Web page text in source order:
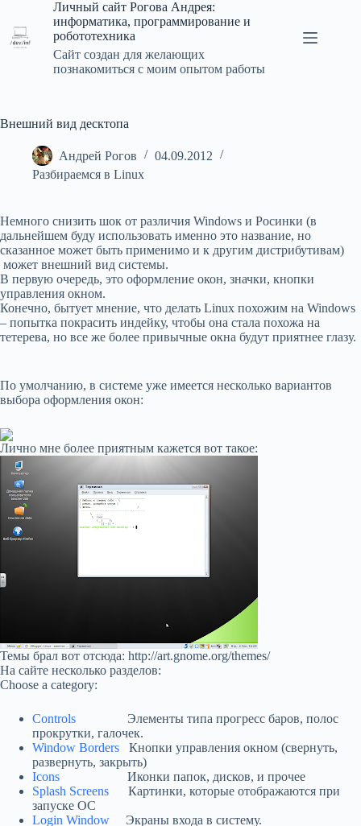
сути
Личный сайт Рогова Андрея:
информатика, программирование и
робототехника
Сайт создан для желающих
познакомиться с моим опытом работы
Внешний вид десктопа
Андрей Рогов
04.09.2012
Разбираемся в Linux
Немного снизить шок от различия Windows и Росинки (в
дальнейшем буду использовать именно это название, но
сказанное может быть применимо и к другим дистрибутивам)
может внешний вид системы.
В первую очередь, это оформление окон, значки, кнопки
управления окном.
Конечно, бытует мнение, что делать Linux похожим на Windows
– попытка покрасить индейку, чтобы она стала похожа на
тетерева, но все же более привычные окна будут приятнее глазу.
По умолчанию, в системе уже имеется несколько вариантов
выбора оформления окон:
Лично мне более приятным кажется вот такое:
Темы брал вот отсюда: http://art.gnome.org/themes/
На сайте несколько разделов:
Choose a category:
Controls Элементы типа прогресс баров, полос
прокрутки, галочек.
Window Borders Кнопки управления окном (свернуть,
развернуть, закрыть)
Icons Иконки папок, дисков, и прочее
Splash Screens Картинки, которые отображаются при
запуске ОС
Login Window Экраны входа в систему.